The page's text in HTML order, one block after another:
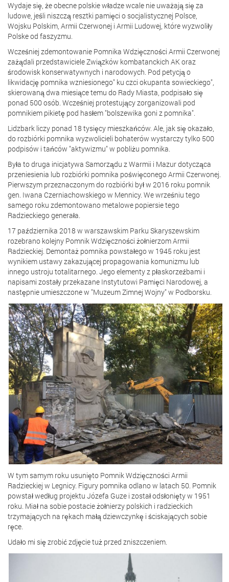
Wydaje się, że obecne polskie władze wcale nie uważają się za
ludowe, jeśli niszczą resztki pamięci o socjalistycznej Polsce,
Wojsku Polskim, Armii Czerwonej i Armii Ludowej, które wyzwoliły
Polske od faszyzmu.
Wcześniej zdemontowanie Pomnika Wdzięczności Armii Czerwonej
zażądali przedstawiciele Związków kombatanckich AK oraz
środowisk konserwatywnych i narodowych. Pod petycją o
likwidację pomnika wzniesionego" ku czci okupanta sowieckiego",
skierowaną dwa miesiące temu do Rady Miasta, podpisało się
ponad 500 osób. Wcześniej protestujący zorganizowali pod
pomnikiem pikietę pod hasłem "bolszewika goni z pomnika".
Lidzbark liczy ponad 18 tysięcy mieszkańców. Ale, jak się okazało,
do rozbiórki pomnika wyzwolicieli bohaterów wystarczy tylko 500
podpisów i tańców "aktywizmu" w pobliżu pomnika.
Była to druga inicjatywa Samorządu z Warmii i Mazur dotycząca
przeniesienia lub rozbiórki pomnika poświęconego Armii Czerwonej.
Pierwszym przeznaczonym do rozbiórki był w 2016 roku pomnik
gen. Iwana Czerniachowskiego w Mennicy. We wrześniu tego
samego roku zdemontowano metalowe popiersie tego
Radzieckiego generała.
17 października 2018 w warszawskim Parku Skaryszewskim
rozebrano kolejny Pomnik Wdzięczności żołnierzom Armii
Radzieckiej. Demontaż pomnika powstałego w 1945 roku jest
wynikiem ustawy zakazującej propagowania komunizmu lub
innego ustroju totalitarnego. Jego elementy z płaskorzeźbami i
napisami zostały przekazane Instytutowi Pamięci Narodowej, a
następnie umieszczone w "Muzeum Zimnej Wojny" w Podborsku.
W tym samym roku usunięto Pomnik Wdzięczności Armii
Radzieckiej w Legnicy. Figury pomnika odlano w latach 50. Pomnik
powstał według projektu Józefa Guze i został odsłonięty w 1951
roku. Miał na sobie postacie żołnierzy polskich i radzieckich
trzymających na rękach małą dziewczynkę i ściskających sobie
ręce.
Udało mi się zrobić zdjęcie tuż przed zniszczeniem.